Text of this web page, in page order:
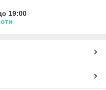
19:00